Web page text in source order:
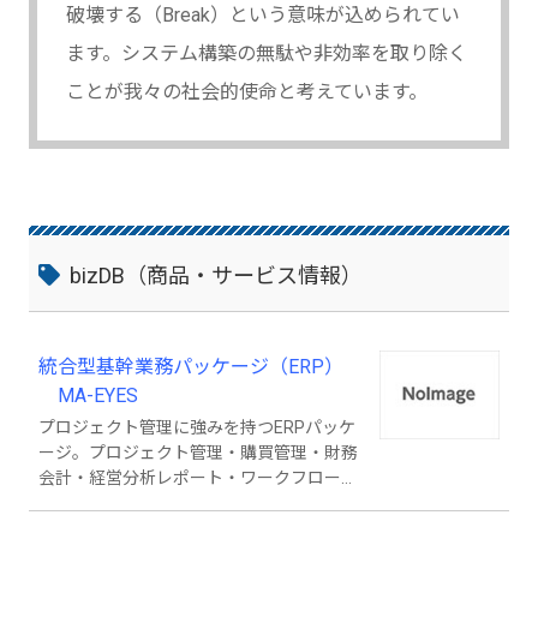
破壊する（Break）という意味が込められてい
ます。システム構築の無駄や非効率を取り除く
ことが我々の社会的使命と考えています。
bizDB（商品・サービス情報）
統合型基幹業務パッケージ（ERP）
MA-EYES
プロジェクト管理に強みを持つERPパッケ
ージ。プロジェクト管理・購買管理・財務
会計・経営分析レポート・ワークフローな